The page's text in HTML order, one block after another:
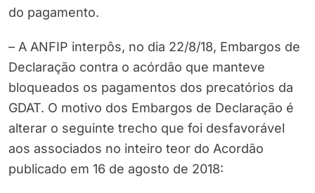
do pagamento.
– A ANFIP interpôs, no dia 22/8/18, Embargos de
Declaração contra o acórdão que manteve
bloqueados os pagamentos dos precatórios da
GDAT. O motivo dos Embargos de Declaração é
alterar o seguinte trecho que foi desfavorável
aos associados no inteiro teor do Acordão
publicado em 16 de agosto de 2018: